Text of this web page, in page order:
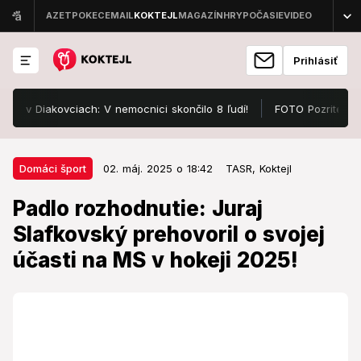
Prihlásiť
V nemocnici skončilo 8 ľudí! FOTO Pozrite, v čom
Domáci šport 02. máj. 2025 o 18:42 TASR, Koktejl
Padlo rozhodnutie: Juraj
Slafkovský prehovoril o svojej
účasti na MS v hokeji 2025!
Domáci šport 02. máj. 2025 o 18:42
Padlo rozhodnutie: Juraj
Slafkovský prehovoril o svojej
účasti na MS v hokeji 2025!